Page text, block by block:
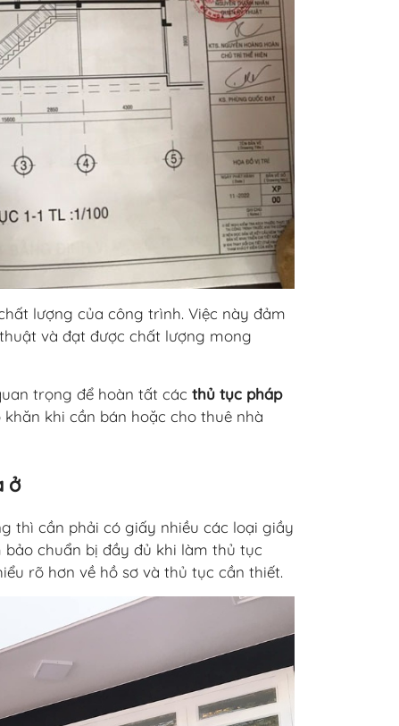
lượng của công trình. Việc này đảm
và đạt được chất lượng mong
trọng để hoàn tất các thủ tục pháp
khi cần bán hoặc cho thuê nhà
ở
thì cần phải có giấy nhiều các loại giầy
chuẩn bị đầy đủ khi làm thủ tục
rõ hơn về hồ sơ và thủ tục cần thiết.